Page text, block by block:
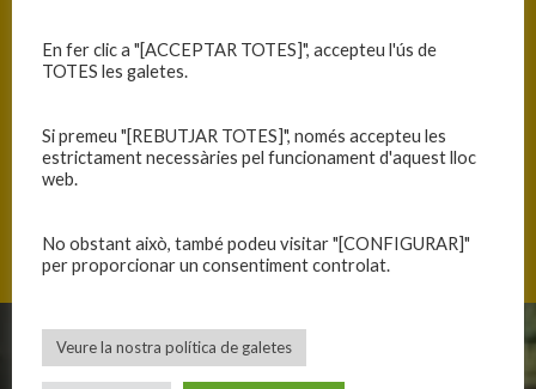
CLUB EQUIPS
En fer clic a "[ACCEPTAR TOTES]", accepteu l'ús de
TOTES les galetes.
Si premeu "[REBUTJAR TOTES]", només accepteu les
estrictament necessàries pel funcionament d'aquest lloc
web.
No obstant això, també podeu visitar "[CONFIGURAR]"
per proporcionar un consentiment controlat.
Veure la nostra política de galetes